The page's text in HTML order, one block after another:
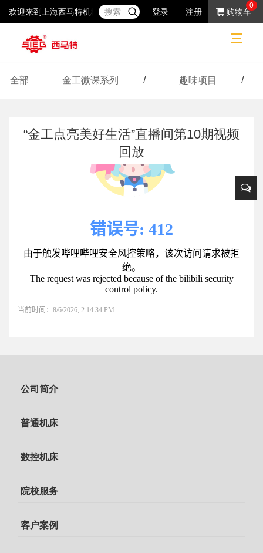
欢迎来到上海西马特机械制造有限公司！37年专注于小机床产品的研
登录 注册 购物车
0
好玩视频
网站首页 好玩视频
全部 金工微课系列 / 趣味项目 /
“金工点亮美好生活”直播间第10期视频
回放
公司简介
普通机床
数控机床
院校服务
客户案例